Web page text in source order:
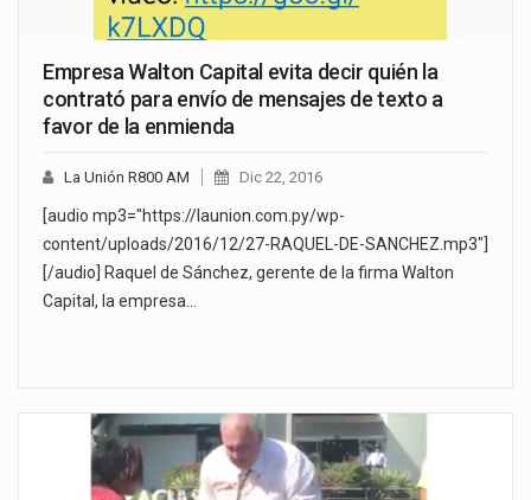
Empresa Walton Capital evita decir quién la
contrató para envío de mensajes de texto a
favor de la enmienda
La Unión R800 AM Dic 22, 2016
[audio mp3="https://launion.com.py/wp-
content/uploads/2016/12/27-RAQUEL-DE-SANCHEZ.mp3"]
[/audio] Raquel de Sánchez, gerente de la firma Walton
Capital, la empresa…